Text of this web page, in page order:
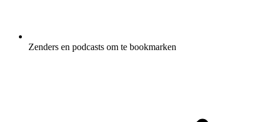
Zenders en podcasts om te bookmarken